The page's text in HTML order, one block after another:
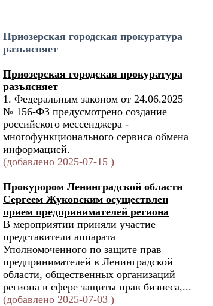
Приозерская городская прокуратура
разъясняет
Приозерская городская прокуратура
разъясняет
1. Федеральным законом от 24.06.2025
№ 156-ФЗ предусмотрено создание
российского мессенджера -
многофункционального сервиса обмена
информацией.
(добавлено 2025-07-15 )
Прокурором Ленинградской области
Сергеем Жуковским осуществлен
прием предпринимателей региона
В мероприятии приняли участие
представители аппарата
Уполномоченного по защите прав
предпринимателей в Ленинградской
области, общественных организаций
региона в сфере защиты прав бизнеса,...
(добавлено 2025-07-03 )